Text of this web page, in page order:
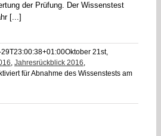
der Prüfung. Der Wissenstest
[...]
Oktober 21st,
, Jahresrückblick 2016,
für Abnahme des Wissenstests am